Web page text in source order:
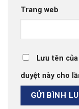
Trang web
Lưu tên
duyệt này cho